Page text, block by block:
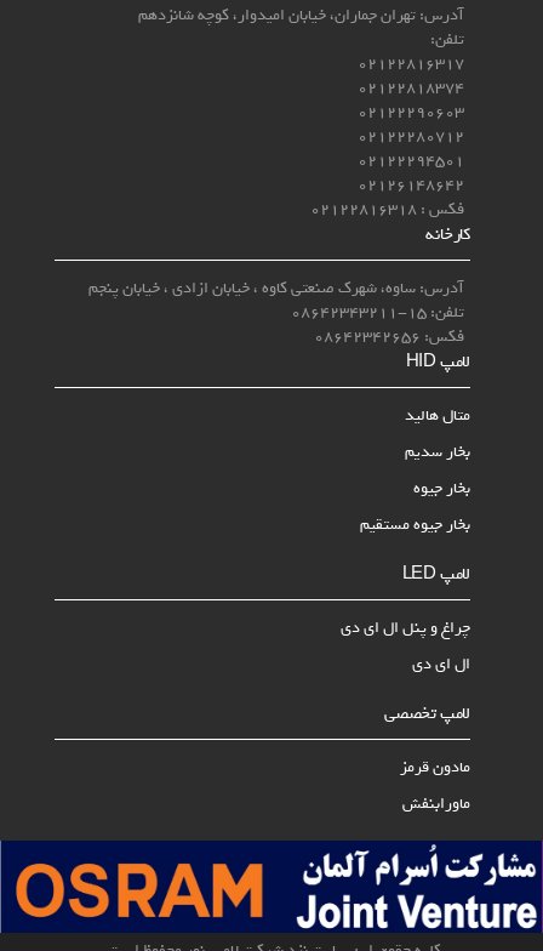
آدرس: تهران جماران، خیابان امیدوار، کوچه شانزدهم
تلفن:
02122816317
02122818374
02122290603
02122280712
02122294501
02126148642
فکس : 02122816318
کارخانه
آدرس: ساوه، شهرک صنعتی کاوه ، خیابان ازادی ، خیابان پنجم
تلفن: 15-08642343211
فکس: 08642342656
لامپ‌ HID
متال هالید
بخار سدیم
بخار جیوه
بخار جیوه مستقیم
لامپ LED
چراغ و پنل ال ای دی
ال ای دی
لامپ تخصصی
مادون قرمز
ماورابنفش